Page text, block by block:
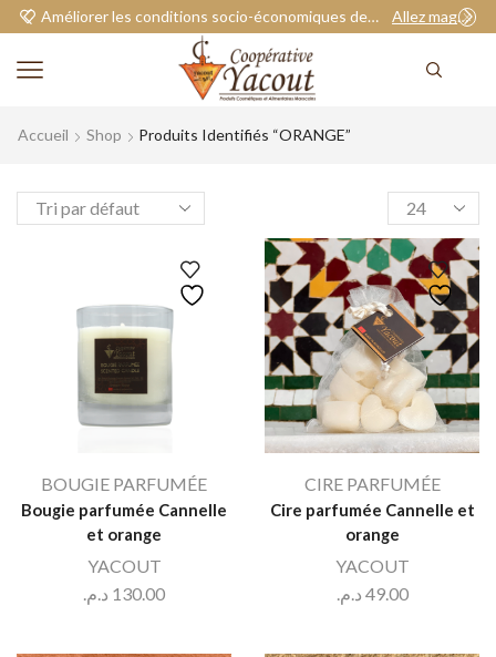
Améliorer les conditions socio-économiques de nos adhérents. Allez magasiner
Accueil Shop Produits Identifiés “ORANGE”
BOUGIE PARFUMÉE
Bougie parfumée Cannelle
et orange
YACOUT
130.00 د.م.
CIRE PARFUMÉE
Cire parfumée Cannelle et
orange
YACOUT
49.00 د.م.